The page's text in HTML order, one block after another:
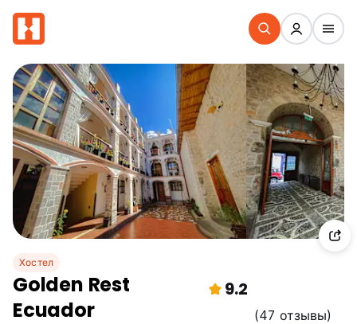
Хостел
Golden Rest
Ecuador
9.2
(47 отзывы)